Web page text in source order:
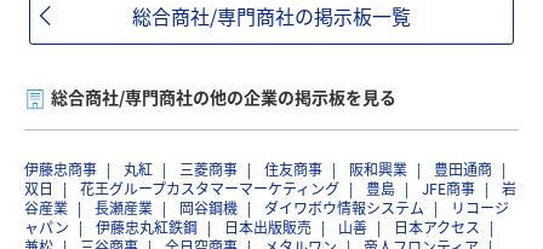
総合商社/専門商社の掲示板一覧
総合商社/専門商社の他の企業の掲示板を見る
伊藤忠商事 丸紅 三菱商事 住友商事 阪和興業
豊田通商
双日
花王グループカスタマーマーケティング 豊島 JFE商事
岩
谷産業
長瀬産業 岡谷鋼機 ダイワボウ情報システム
リコージ
ャパン
伊藤忠丸紅鉄鋼 日本出版販売 山善
日本アクセス